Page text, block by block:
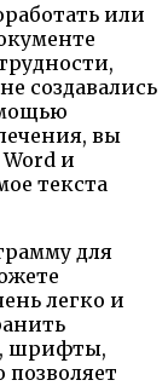
или
создавались
вы
и
текста
для
легко и
шрифты,